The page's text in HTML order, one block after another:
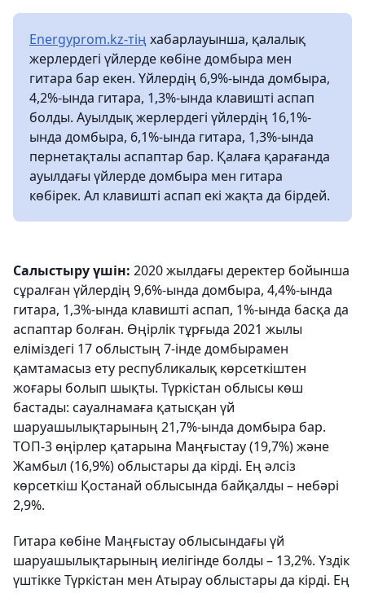
Energyprom.kz-тің хабарлауынша, қалалық
жерлердегі үйлерде көбіне домбыра мен
гитара бар екен. Үйлердің 6,9%-ында домбыра,
4,2%-ында гитара, 1,3%-ында клавишті аспап
болды. Ауылдық жерлердегі үйлердің 16,1%-
ында домбыра, 6,1%-ында гитара, 1,3%-ында
пернетақталы аспаптар бар. Қалаға қарағанда
ауылдағы үйлерде домбыра мен гитара
көбірек. Ал клавишті аспап екі жақта да бірдей.
Салыстыру үшін: 2020 жылдағы деректер бойынша
сұралған үйлердің 9,6%-ында домбыра, 4,4%-ында
гитара, 1,3%-ында клавишті аспап, 1%-ында басқа да
аспаптар болған. Өңірлік тұрғыда 2021 жылы
еліміздегі 17 облыстың 7-інде домбырамен
қамтамасыз ету республикалық көрсеткіштен
жоғары болып шықты. Түркістан облысы көш
бастады: сауалнамаға қатысқан үй
шаруашылықтарының 21,7%-ында домбыра бар.
ТОП-3 өңірлер қатарына Маңғыстау (19,7%) және
Жамбыл (16,9%) облыстары да кірді. Ең әлсіз
көрсеткіш Қостанай облысында байқалды – небәрі
2,9%.
Гитара көбіне Маңғыстау облысындағы үй
шаруашылықтарының иелігінде болды – 13,2%. Үздік
үштікке Түркістан мен Атырау облыстары да кірді. Ең